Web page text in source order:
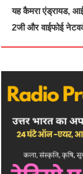
यह कैमरा एंड्रायड,
2जी और वाईफोई